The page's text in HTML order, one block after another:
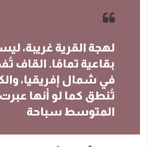
لهجة القرية غريبة،
بقاعية تمامًا. القاف
في شمال إفريقيا،
تُنطق كما لو أنها عبرت
المتوسط سباحة